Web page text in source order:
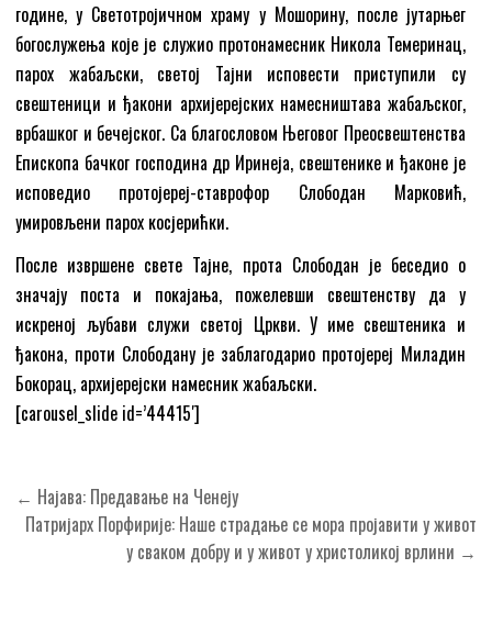
године, у Светотројичном храму у Мошорину, после јутарњег
богослужења које је служио протонамесник Никола Темеринац,
парох жабаљски, светој Тајни исповести приступили су
свештеници и ђакони архијерејских намесништава жабаљског,
врбашког и бечејског. Са благословом Његовог Преосвештенства
Епископа бачког господина др Иринеја, свештенике и ђаконе је
исповедио протојереј-ставрофор Слободан Марковић,
умировљени парох косјерићки.
После извршене свете Тајне, прота Слободан је беседио о
значају поста и покајања, пожелевши свештенству да у
искреној љубави служи светој Цркви. У име свештеника и
ђакона, проти Слободану је заблагодарио протојереј Миладин
Бокорац, архијерејски намесник жабаљски.
[carousel_slide id=’44415′]
Кретање
чланка
← Најава: Предавање на Ченеју
Патријарх Порфирије: Наше страдање се мора пројавити у живот
у сваком добру и у живот у христоликој врлини →